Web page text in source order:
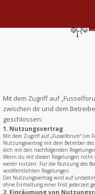
Mit dem Zugriff auf
zwischen dir und dem
geschlossen:
1. Nutzungsvertrag
Mit dem Zugriff auf „Fusselforum“ (im
Nutzungsvertrag mit dem Betreiber
dich mit den nachfolgenden
Wenn du mit diesen Regelungen nicht
weiter nutzen. Für die Nutzung des
veröffentlichten Regelungen.
Der Nutzungsvertrag wird auf
ohne Einhaltung einer Frist jederzeit
2. Einräumung von